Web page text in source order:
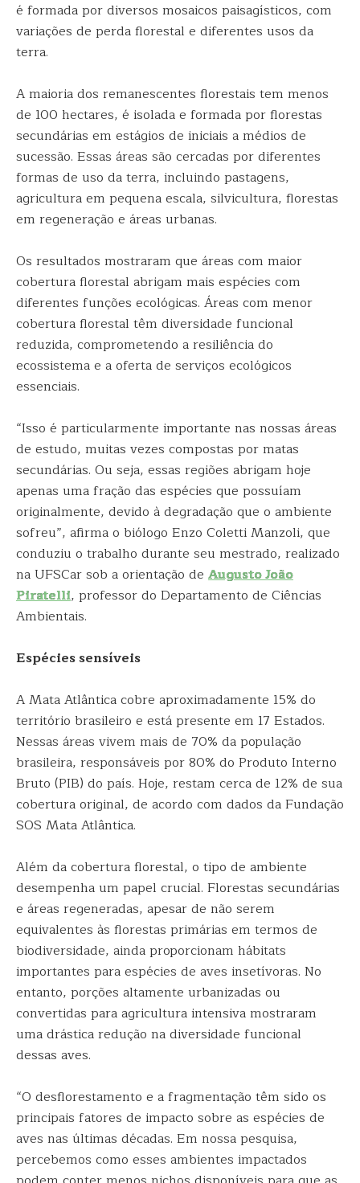
é formada por diversos mosaicos paisagísticos, com
variações de perda florestal e diferentes usos da
terra.
A maioria dos remanescentes florestais tem menos
de 100 hectares, é isolada e formada por florestas
secundárias em estágios de iniciais a médios de
sucessão. Essas áreas são cercadas por diferentes
formas de uso da terra, incluindo pastagens,
agricultura em pequena escala, silvicultura, florestas
em regeneração e áreas urbanas.
Os resultados mostraram que áreas com maior
cobertura florestal abrigam mais espécies com
diferentes funções ecológicas. Áreas com menor
cobertura florestal têm diversidade funcional
reduzida, comprometendo a resiliência do
ecossistema e a oferta de serviços ecológicos
essenciais.
“Isso é particularmente importante nas nossas áreas
de estudo, muitas vezes compostas por matas
secundárias. Ou seja, essas regiões abrigam hoje
apenas uma fração das espécies que possuíam
originalmente, devido à degradação que o ambiente
sofreu”, afirma o biólogo Enzo Coletti Manzoli, que
conduziu o trabalho durante seu mestrado, realizado
na UFSCar sob a orientação de Augusto João
Piratelli, professor do Departamento de Ciências
Ambientais.
Espécies sensíveis
A Mata Atlântica cobre aproximadamente 15% do
território brasileiro e está presente em 17 Estados.
Nessas áreas vivem mais de 70% da população
brasileira, responsáveis por 80% do Produto Interno
Bruto (PIB) do país. Hoje, restam cerca de 12% de sua
cobertura original, de acordo com dados da Fundação
SOS Mata Atlântica.
Além da cobertura florestal, o tipo de ambiente
desempenha um papel crucial. Florestas secundárias
e áreas regeneradas, apesar de não serem
equivalentes às florestas primárias em termos de
biodiversidade, ainda proporcionam hábitats
importantes para espécies de aves insetívoras. No
entanto, porções altamente urbanizadas ou
convertidas para agricultura intensiva mostraram
uma drástica redução na diversidade funcional
dessas aves.
“O desflorestamento e a fragmentação têm sido os
principais fatores de impacto sobre as espécies de
aves nas últimas décadas. Em nossa pesquisa,
percebemos como esses ambientes impactados